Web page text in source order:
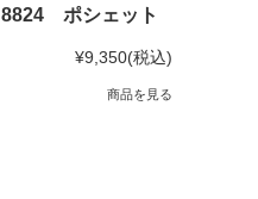
8824 ポシェット
¥9,350(税込)
商品を見る